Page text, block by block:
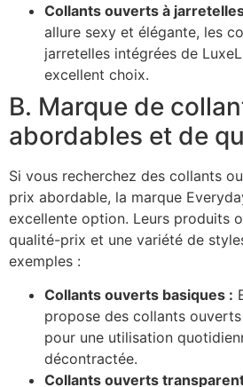
Collants ouverts à
allure sexy et élégante, les
jarretelles intégrées de
excellent choix.
B. Marque de
abordables et de
Si vous recherchez des collants
prix abordable, la marque
excellente option. Leurs produits
qualité-prix et une variété de
exemples :
Collants ouverts basiques :
propose des collants
pour une utilisation
décontractée.
Collants ouverts